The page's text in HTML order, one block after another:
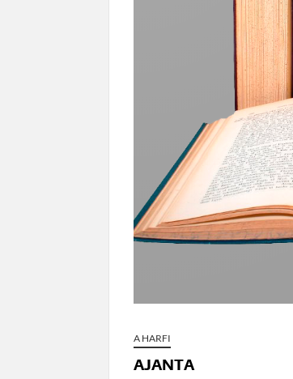
A HARFI
AJANTA